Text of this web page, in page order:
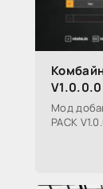
Мод
PACK